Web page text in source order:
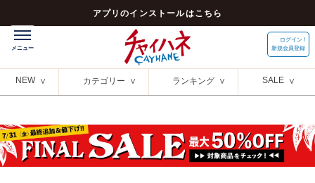
アプリのインストールはこちら
ログイン /
新規会員登録
NEW カテゴリー ランキング SALE